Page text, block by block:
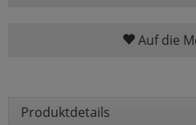
Auf die
Produktdetails